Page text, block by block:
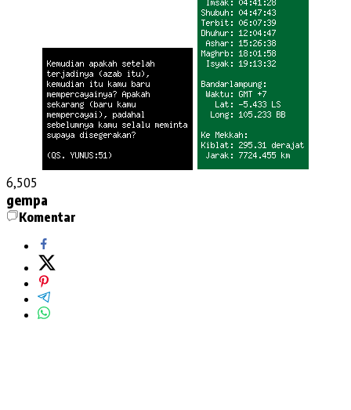
6,505
gempa
Komentar